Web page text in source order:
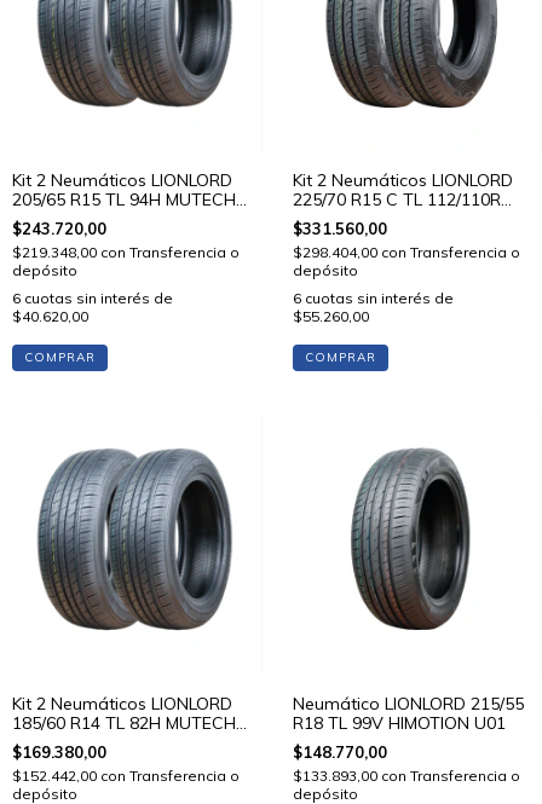
Kit 2 Neumáticos LIONLORD
205/65 R15 TL 94H MUTECH
H01
$243.720,00
$219.348,00 con Transferencia o
depósito
6 cuotas sin interés de
$40.620,00
COMPRAR
Kit 2 Neumáticos LIONLORD
225/70 R15 C TL 112/110R
VANSTAR C01
$331.560,00
$298.404,00 con Transferencia o
depósito
6 cuotas sin interés de
$55.260,00
COMPRAR
Kit 2 Neumáticos LIONLORD
185/60 R14 TL 82H MUTECH
H01
$169.380,00
$152.442,00 con Transferencia o
depósito
Neumático LIONLORD 215/55
R18 TL 99V HIMOTION U01
$148.770,00
$133.893,00 con Transferencia o
depósito